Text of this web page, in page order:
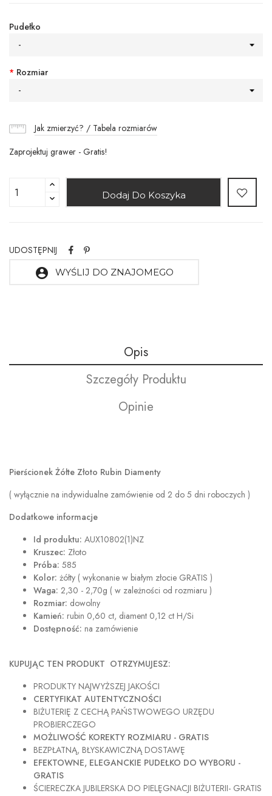
Pudełko
-
* Rozmiar
-
Jak zmierzyć? / Tabela rozmiarów
Zaprojektuj grawer - Gratis!
Dodaj Do Koszyka
UDOSTĘPNIJ
account_circle WYŚLIJ DO ZNAJOMEGO
Opis
Szczegóły Produktu
Opinie
Pierścionek Żółte Złoto Rubin Diamenty
( wyłącznie na indywidualne zamówienie od 2 do 5 dni roboczych )
Dodatkowe informacje
Id produktu: AUX10802(1)NZ
Kruszec: Złoto
Próba: 585
Kolor: żółty ( wykonanie w białym złocie GRATIS )
Waga: 2,30 - 2,70g ( w zależności od rozmiaru )
Rozmiar: dowolny
Kamień: rubin 0,60 ct, diament 0,12 ct H/Si
Dostępność: na zamówienie
KUPUJĄC TEN PRODUKT OTRZYMUJESZ:
PRODUKTY NAJWYŻSZEJ JAKOŚCI
CERTYFIKAT AUTENTYCZNOŚCI
BIŻUTERIĘ Z CECHĄ PAŃSTWOWEGO URZĘDU
PROBIERCZEGO
MOŻLIWOŚĆ KOREKTY ROZMIARU - GRATIS
BEZPŁATNĄ, BŁYSKAWICZNĄ DOSTAWĘ
EFEKTOWNE, ELEGANCKIE PUDEŁKO DO WYBORU -
GRATIS
ŚCIERECZKA JUBILERSKA DO PIELĘGNACJI BIŻUTERII- GRATIS